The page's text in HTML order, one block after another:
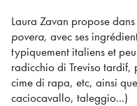
Laura Zavan propose
povera, avec ses
typiquement italiens et
radicchio di Treviso
cime di rapa, etc, ainsi
caciocavallo, taleggio...)